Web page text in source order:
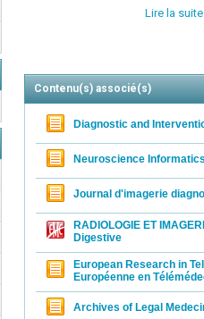
La revue
les autres
Une
moderne
Lire la suite
Contenu(s) associé(s)
Diagnostic and
Neuroscience
Journal d'imagerie
RADIOLOGIE ET
Digestive
European Research in
Européenne en
Archives of Legal